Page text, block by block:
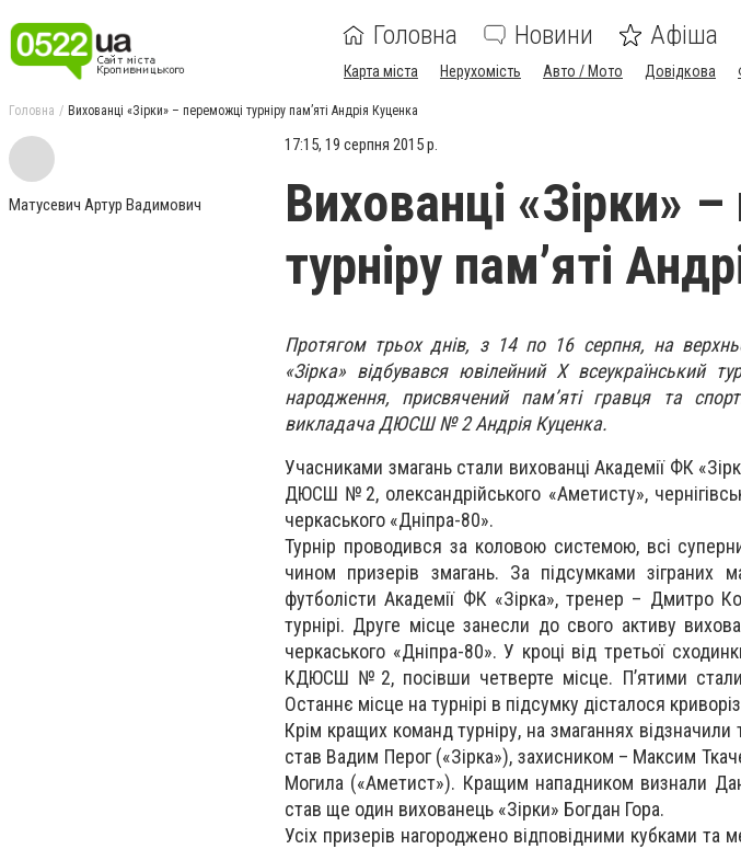
Головна Новини Афіша
Карта міста Нерухомість Авто / Мото Довідкова
Головна Вихованці «Зірки» – переможці турніру пам’яті Андрія Куценка
Матусевич Артур Вадимович
17:15, 19 серпня 2015 р.
Вихованці «Зірки»
турніру пам’яті
Протягом трьох днів, з 14 по 16 серпня, на
«Зірка» відбувався ювілейний Х всеукраїнський
народження, присвячений пам’яті гравця та
викладача ДЮСШ № 2 Андрія Куценка.
Учасниками змагань стали вихованці Академії ФК
ДЮСШ №2, олександрійського «Аметисту»,
черкаського «Дніпра-80».
Турнір проводився за коловою системою, всі
чином призерів змагань. За підсумками зіграних
футболісти Академії ФК «Зірка», тренер – Дмитро
турнірі. Друге місце занесли до свого активу
черкаського «Дніпра-80». У кроці від третьої
КДЮСШ №2, посівши четверте місце. П’ятими стали
Останнє місце на турнірі в підсумку дісталося
Крім кращих команд турніру, на змаганнях
став Вадим Перог («Зірка»), захисником – Максим
Могила («Аметист»). Кращим нападником визнали
став ще один вихованець «Зірки» Богдан Гора.
Усіх призерів нагороджено відповідними кубками